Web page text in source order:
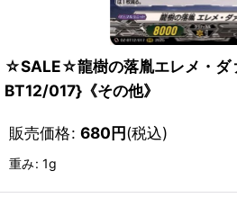
☆SALE☆龍樹の落胤エレメ・ダ
BT12/017}《その他》
販売価格: 680円(税込)
重み: 1g